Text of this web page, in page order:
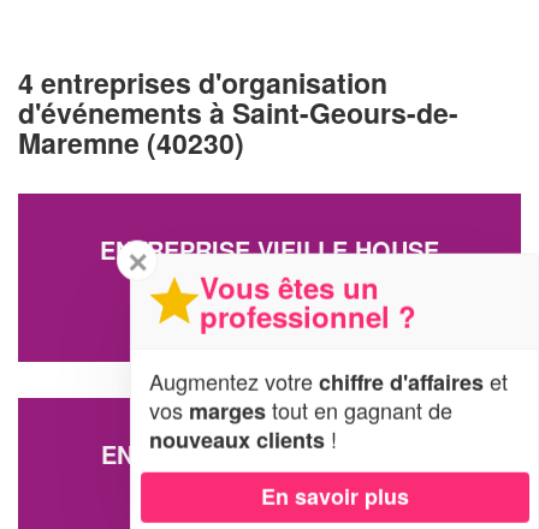
4 entreprises d'organisation
d'événements à Saint-Geours-de-
Maremne (40230)
ENTREPRISE VIEILLE HOUSE
1560 Route De Lecourt
40230 Saint-Geours-de-Maremne
ENTREPRISE ZOOMAG (SAS)
651 Rue Du Pays De Gosse
40230 Saint-Geours-de-Maremne
✕
Vous êtes un
professionnel ?
Augmentez votrechiffre d'affaireset
vos margestout en gagnant de
nouveaux clients !
En savoir plus